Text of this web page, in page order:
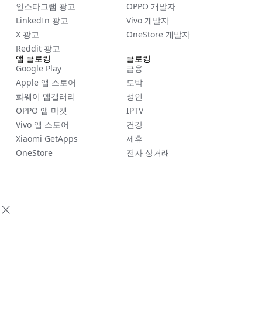
인스타그램 광고
LinkedIn 광고
X 광고
Reddit 광고
클로킹
금융
도박
성인
IPTV
건강
제휴
전자 상거래
OPPO 개발자
Vivo 개발자
OneStore 개발자
앱 클로킹
Google Play
Apple 앱 스토어
화웨이 앱갤러리
OPPO 앱 마켓
Vivo 앱 스토어
Xiaomi GetApps
OneStore